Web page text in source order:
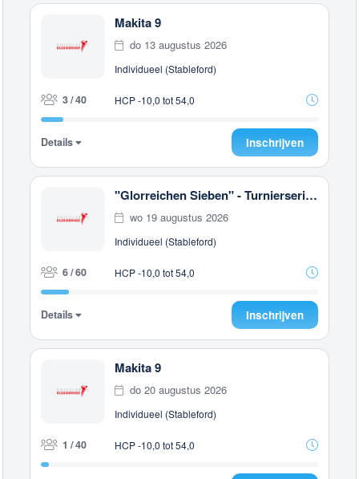
Makita 9
do 13 augustus 2026
Individueel (Stableford)
3 / 40 HCP -10,0 tot 54,0
Details Inschrijven
"Glorreichen Sieben" - Turnierserie - 9 Loch
wo 19 augustus 2026
Individueel (Stableford)
6 / 60 HCP -10,0 tot 54,0
Details Inschrijven
Makita 9
do 20 augustus 2026
Individueel (Stableford)
1 / 40 HCP -10,0 tot 54,0